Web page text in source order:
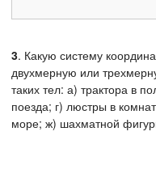
3. Какую систему
двухмерную или
таких тел: а) трактора в
поезда; г) люстры в
море; ж) шахматной